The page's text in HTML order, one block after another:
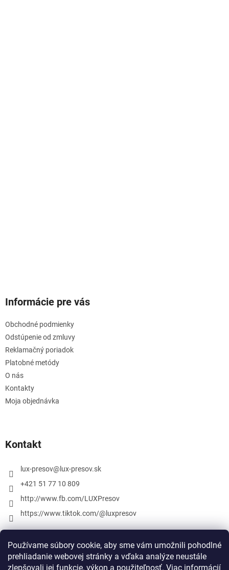
Používame súbory cookie, aby sme vám umožnili pohodlné
prehliadanie webovej stránky a vďaka analýze neustále
zlepšovali jej funkcie, výkon a použiteľnosť. Viac informácií
Informácie pre vás
Obchodné podmienky
Odstúpenie od zmluvy
Reklamačný poriadok
Platobné metódy
O nás
Kontakty
Moja objednávka
Kontakt
lux-presov@ lux-presov.sk
+421 51 77 10 809
http://www.fb.com/LUXPresov
https://www.tiktok.com/@luxpresov